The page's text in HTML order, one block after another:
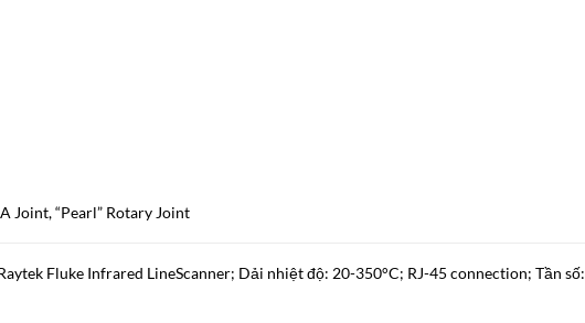
Joint, “Pearl” Rotary Joint
Fluke Infrared LineScanner; Dải nhiệt độ: 20-350°C; RJ-45 connection; Tần số: